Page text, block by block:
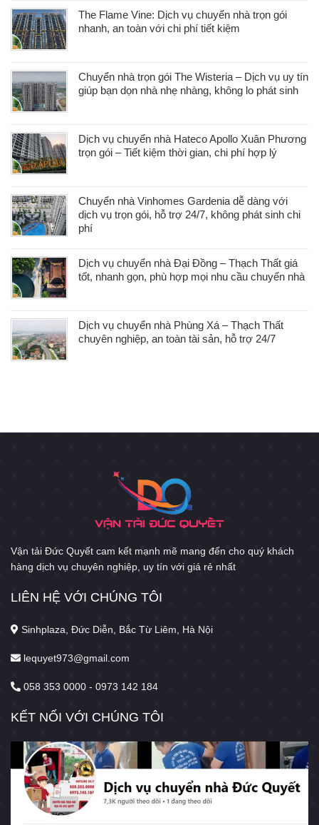
The Flame Vine: Dịch vụ chuyển nhà trọn gói
nhanh, an toàn với chi phí tiết kiệm
Chuyển nhà trọn gói The Wisteria – Dịch vụ uy tín
giúp bạn dọn nhà nhẹ nhàng, không lo phát sinh
Dịch vụ chuyển nhà Hateco Apollo Xuân Phương
trọn gói – Tiết kiệm thời gian, chi phí hợp lý
Chuyển nhà Vinhomes Gardenia dễ dàng với
dịch vụ trọn gói, hỗ trợ 24/7, không phát sinh chi
phí
Dịch vụ chuyển nhà Đại Đồng – Thạch Thất giá
tốt, nhanh gọn, phù hợp mọi nhu cầu chuyển nhà
Dịch vụ chuyển nhà Phùng Xá – Thạch Thất
chuyên nghiệp, an toàn tài sản, hỗ trợ 24/7
Vận tải Đức Quyết cam kết mạnh mẽ mang đến cho quý khách
hàng dịch vụ chuyên nghiệp, uy tín với giá rẻ nhất
LIÊN HỆ VỚI CHÚNG TÔI
Sinhplaza, Đức Diễn, Bắc Từ Liêm, Hà Nội
lequyet973@gmail.com
058 353 0000 - 0973 142 184
KẾT NỐI VỚI CHÚNG TÔI